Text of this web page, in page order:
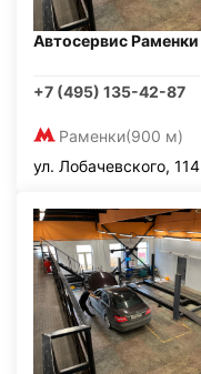
Автосервис Раменки
+7 (495) 135-42-87
Раменки(900 м)
ул. Лобачевского, 114